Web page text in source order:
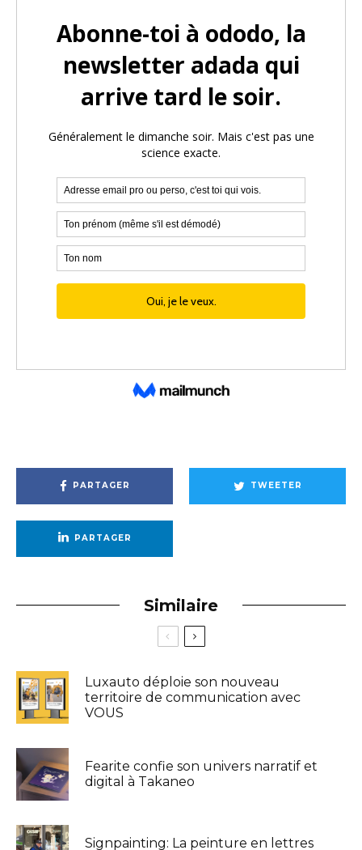
PARTAGER TWEETER
PARTAGER
Similaire
Luxauto déploie son nouveau
territoire de communication avec
VOUS
Fearite confie son univers narratif et
digital à Takaneo
Signpainting: La peinture en lettres